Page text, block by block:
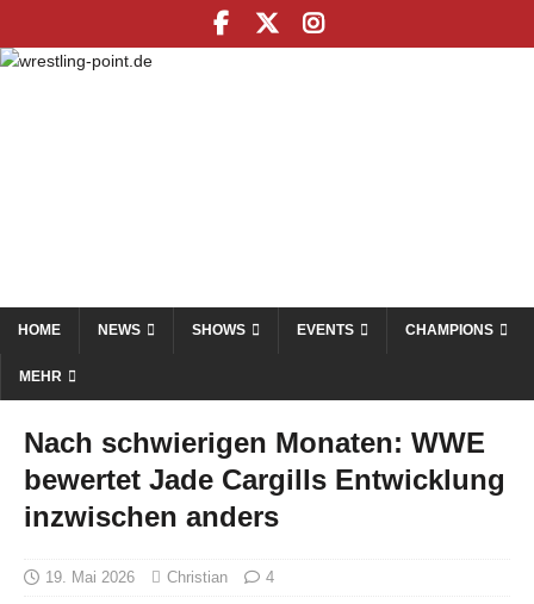
HOME NEWS SHOWS EVENTS CHAMPIONS
MEHR
Nach schwierigen Monaten: WWE
bewertet Jade Cargills Entwicklung
inzwischen anders
19. Mai 2026 Christian 4